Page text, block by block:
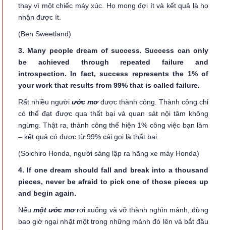
thay vì một chiếc máy xúc. Họ mong đợi ít và kết quả là họ
nhận được ít.
(Ben Sweetland)
3. Many people dream of success. Success can only
be achieved through repeated failure and
introspection. In fact, success represents the 1% of
your work that results from 99% that is called failure.
Rất nhiều ngườiước mơđược thành công. Thành công chỉ
có thể đạt được qua thất bại và quan sát nội tâm không
ngừng. Thật ra, thành công thể hiện 1% công việc bạn làm
– kết quả có được từ 99% cái gọi là thất bại.
(Soichiro Honda, người sáng lập ra hãng xe máy Honda)
4. If one dream should fall and break into a thousand
pieces, never be afraid to pick one of those pieces up
and begin again.
Nếumột ước mơrơi xuống và vỡ thành nghìn mảnh, đừng
bao giờ ngại nhặt một trong những mảnh đó lên và bắt đầu